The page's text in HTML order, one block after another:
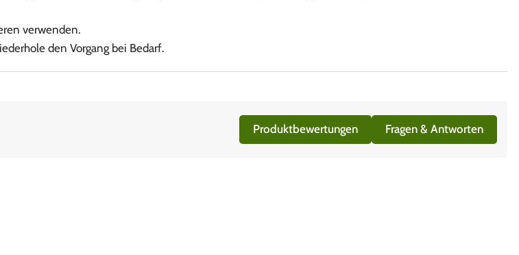
verwenden.
den Vorgang bei Bedarf.
Produktbewertungen Fragen & Antworten